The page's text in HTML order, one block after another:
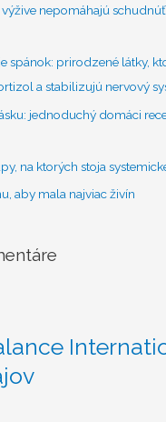
nepomáhajú
spánok: prirodzené látky,
a stabilizujú nervový
jednoduchý domáci
na ktorých stoja
aby mala najviac živín